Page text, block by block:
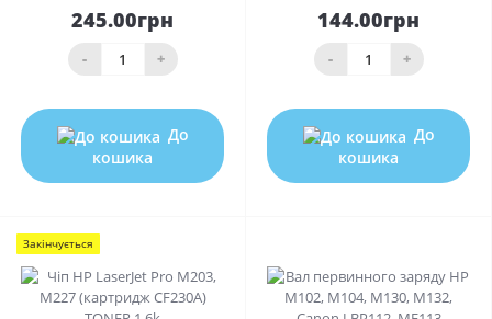
245.00грн
- +
До
кошика
144.00грн
- +
До
кошика
Закінчується